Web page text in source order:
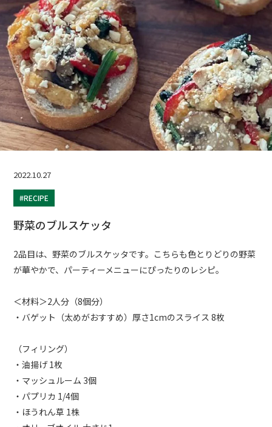
2022.10.27
#RECIPE
野菜のブルスケッタ
2品目は、野菜のブルスケッタです。こちらも色とりどりの野菜
が華やかで、パーティーメニューにぴったりのレシピ。
＜材料＞2人分（8個分）
・バゲット（太めがおすすめ）厚さ1cmのスライス 8枚
（フィリング）
・油揚げ 1枚
・マッシュルーム 3個
・パプリカ 1/4個
・ほうれん草 1株